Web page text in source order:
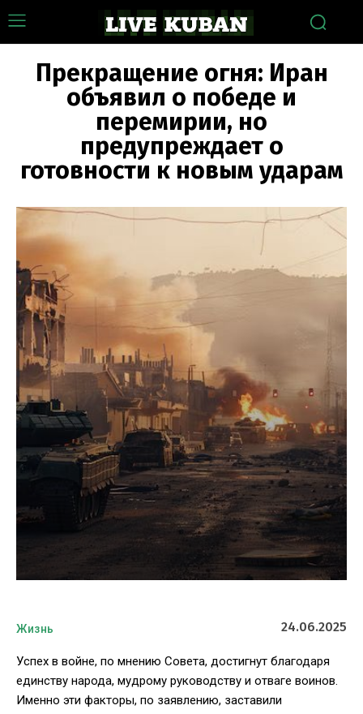
Прекращение огня: Иран
объявил о победе и
перемирии, но
предупреждает о
готовности к новым ударам
Жизнь 24.06.2025
Успех в войне, по мнению Совета, достигнут благодаря
единству народа, мудрому руководству и отваге воинов.
Именно эти факторы, по заявлению, заставили